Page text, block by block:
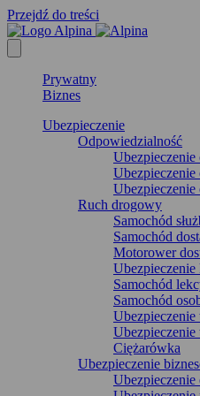
Przejdź do treści
Prywatny
Biznes
Ubezpieczenie
Odpowiedzialność
Ruch drogowy
Samochód
Samochód
Motorower
Ubezpieczenie
Samochód
Samochód
Ubezpieczenie
Ubezpieczenie
Ciężarówka
Ubezpieczenie